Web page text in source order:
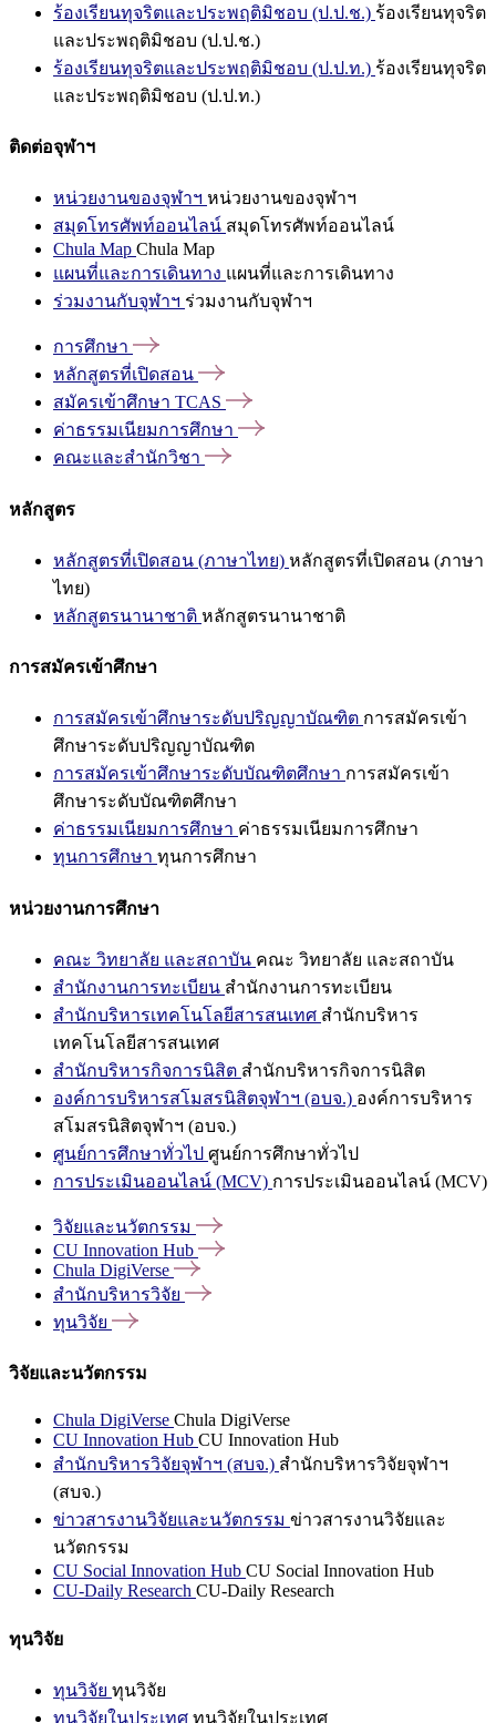
ร้องเรียนทุจริตและประพฤติมิชอบ (ป.ป.ช.) ร้องเรียนทุจริต
และประพฤติมิชอบ (ป.ป.ช.)
ร้องเรียนทุจริตและประพฤติมิชอบ (ป.ป.ท.) ร้องเรียนทุจริต
และประพฤติมิชอบ (ป.ป.ท.)
ติดต่อจุฬาฯ
หน่วยงานของจุฬาฯ หน่วยงานของจุฬาฯ
สมุดโทรศัพท์ออนไลน์ สมุดโทรศัพท์ออนไลน์
Chula Map Chula Map
แผนที่และการเดินทาง แผนที่และการเดินทาง
ร่วมงานกับจุฬาฯ ร่วมงานกับจุฬาฯ
การศึกษา
หลักสูตรที่เปิดสอน
สมัครเข้าศึกษา TCAS
ค่าธรรมเนียมการศึกษา
คณะและสำนักวิชา
หลักสูตร
หลักสูตรที่เปิดสอน (ภาษาไทย) หลักสูตรที่เปิดสอน (ภาษา
ไทย)
หลักสูตรนานาชาติ หลักสูตรนานาชาติ
การสมัครเข้าศึกษา
การสมัครเข้าศึกษาระดับปริญญาบัณฑิต การสมัครเข้า
ศึกษาระดับปริญญาบัณฑิต
การสมัครเข้าศึกษาระดับบัณฑิตศึกษา การสมัครเข้า
ศึกษาระดับบัณฑิตศึกษา
ค่าธรรมเนียมการศึกษา ค่าธรรมเนียมการศึกษา
ทุนการศึกษา ทุนการศึกษา
หน่วยงานการศึกษา
คณะ วิทยาลัย และสถาบัน คณะ วิทยาลัย และสถาบัน
สำนักงานการทะเบียน สำนักงานการทะเบียน
สำนักบริหารเทคโนโลยีสารสนเทศ สำนักบริหาร
เทคโนโลยีสารสนเทศ
สำนักบริหารกิจการนิสิต สำนักบริหารกิจการนิสิต
องค์การบริหารสโมสรนิสิตจุฬาฯ (อบจ.) องค์การบริหาร
สโมสรนิสิตจุฬาฯ (อบจ.)
ศูนย์การศึกษาทั่วไป ศูนย์การศึกษาทั่วไป
การประเมินออนไลน์ (MCV) การประเมินออนไลน์ (MCV)
วิจัยและนวัตกรรม
CU Innovation Hub
Chula DigiVerse
สำนักบริหารวิจัย
ทุนวิจัย
วิจัยและนวัตกรรม
Chula DigiVerse Chula DigiVerse
CU Innovation Hub CU Innovation Hub
สำนักบริหารวิจัยจุฬาฯ (สบจ.) สำนักบริหารวิจัยจุฬาฯ
(สบจ.)
ข่าวสารงานวิจัยและนวัตกรรม ข่าวสารงานวิจัยและ
นวัตกรรม
CU Social Innovation Hub CU Social Innovation Hub
CU-Daily Research CU-Daily Research
ทุนวิจัย
ทุนวิจัย ทุนวิจัย
ทุนวิจัยในประเทศ ทุนวิจัยในประเทศ